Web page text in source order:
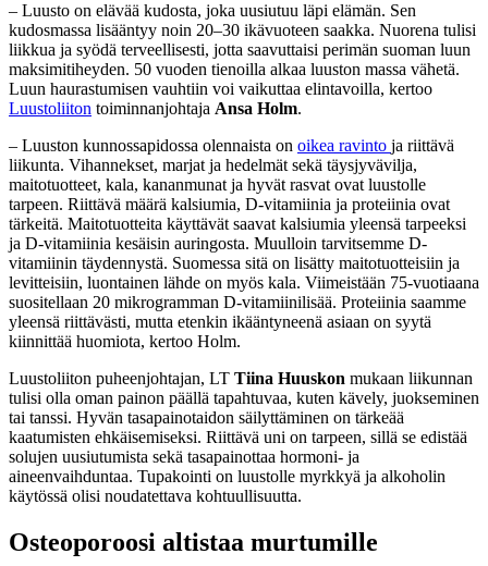
– Luusto on elävää kudosta, joka uusiutuu läpi elämän. Sen
kudosmassa lisääntyy noin 20–30 ikävuoteen saakka. Nuorena tulisi
liikkua ja syödä terveellisesti, jotta saavuttaisi perimän suoman luun
maksimitiheyden. 50 vuoden tienoilla alkaa luuston massa vähetä.
Luun haurastumisen vauhtiin voi vaikuttaa elintavoilla, kertoo
Luustoliiton toiminnanjohtaja Ansa Holm.
– Luuston kunnossapidossa olennaista on oikea ravinto ja riittävä
liikunta. Vihannekset, marjat ja hedelmät sekä täysjyvävilja,
maitotuotteet, kala, kananmunat ja hyvät rasvat ovat luustolle
tarpeen. Riittävä määrä kalsiumia, D-vitamiinia ja proteiinia ovat
tärkeitä. Maitotuotteita käyttävät saavat kalsiumia yleensä tarpeeksi
ja D-vitamiinia kesäisin auringosta. Muulloin tarvitsemme D-
vitamiinin täydennystä. Suomessa sitä on lisätty maitotuotteisiin ja
levitteisiin, luontainen lähde on myös kala. Viimeistään 75-vuotiaana
suositellaan 20 mikrogramman D-vitamiinilisää. Proteiinia saamme
yleensä riittävästi, mutta etenkin ikääntyneenä asiaan on syytä
kiinnittää huomiota, kertoo Holm.
Luustoliiton puheenjohtajan, LT Tiina Huuskon mukaan liikunnan
tulisi olla oman painon päällä tapahtuvaa, kuten kävely, juokseminen
tai tanssi. Hyvän tasapainotaidon säilyttäminen on tärkeää
kaatumisten ehkäisemiseksi. Riittävä uni on tarpeen, sillä se edistää
solujen uusiutumista sekä tasapainottaa hormoni- ja
aineenvaihduntaa. Tupakointi on luustolle myrkkyä ja alkoholin
käytössä olisi noudatettava kohtuullisuutta.
Osteoporoosi altistaa murtumille